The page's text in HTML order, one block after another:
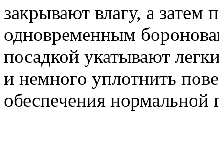
закрывают влагу, а затем
одновременным
посадкой укатывают
и немного уплотнить
обеспечения нормальной